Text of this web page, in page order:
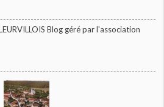
Blog géré par l'association